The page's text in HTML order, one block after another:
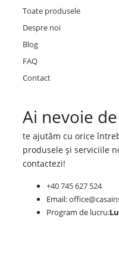
Toate produsele
Despre noi
Blog
FAQ
Contact
Ai nevoie
te ajutăm cu orice
produsele și serviciile
contactezi!
+40 745 627 524
Email:
Program de lucru: